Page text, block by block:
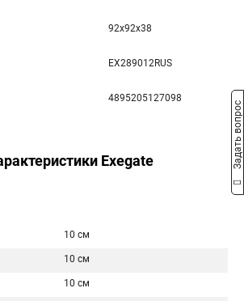
92x92x38
EX289012RUS
4895205127098
Exegate
10 см
10 см
10 см
Задать вопрос